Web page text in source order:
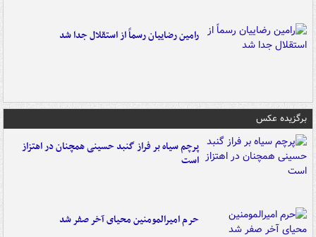
رامین رضاییان رسماً از استقلال جدا شد
برگزیده عکس
پرچم سیاه بر فراز گنبد حسینی همچنان در اهتزاز
است
حرم امیرالمومنین محیای آخر صفر شد